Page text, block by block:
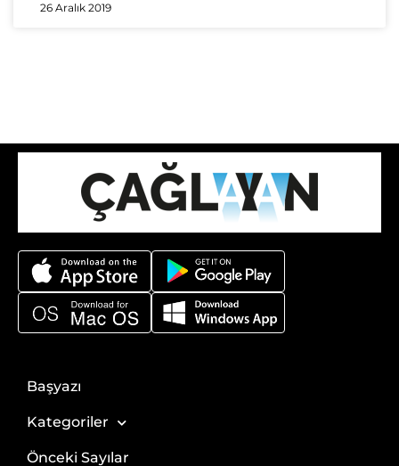
26 Aralık 2019
Başyazı
Kategoriler
Önceki Sayılar